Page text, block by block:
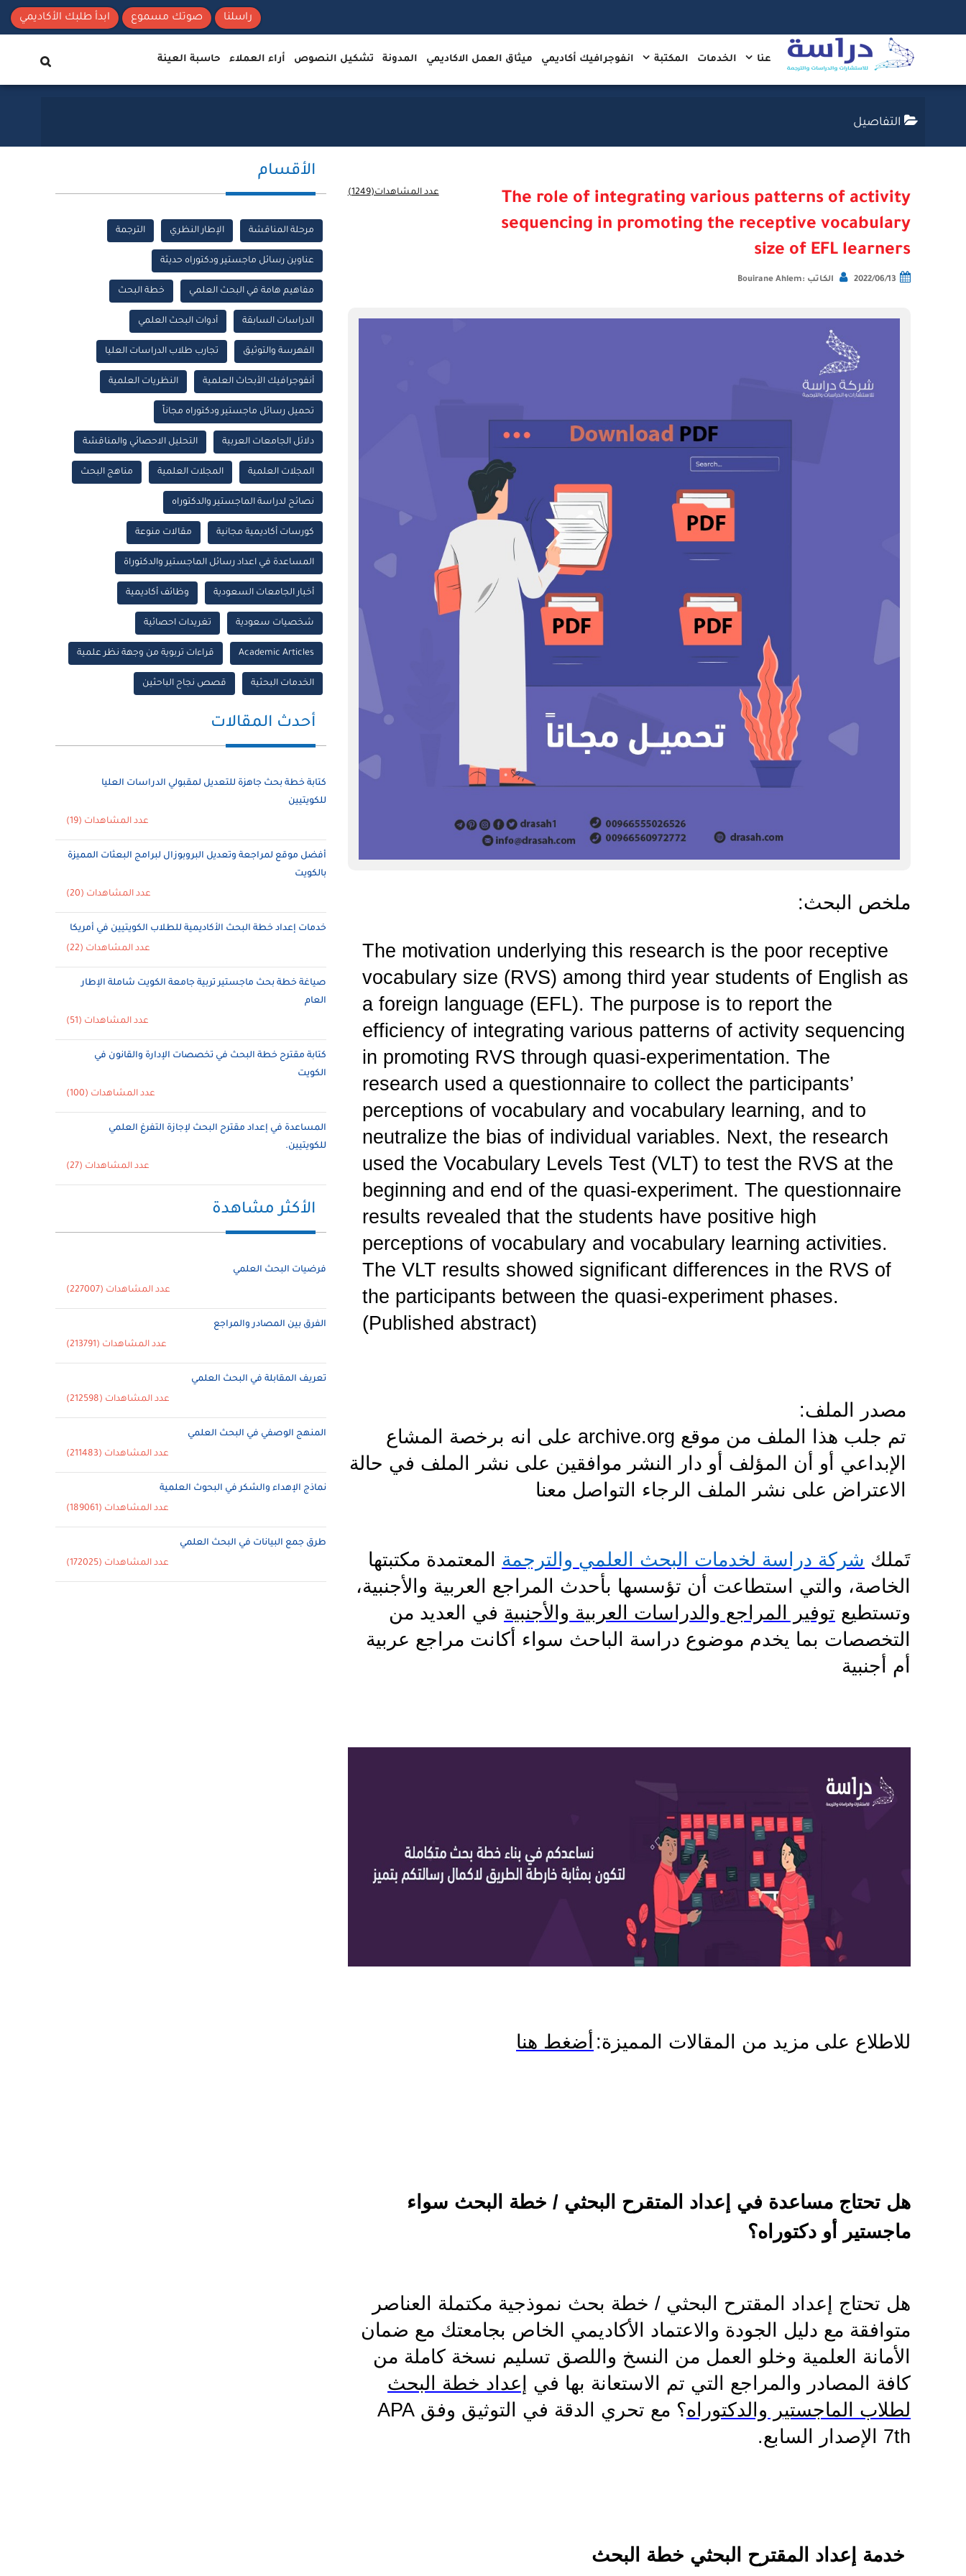
ابدأ طلبك الأكاديمي صوتك مسموع راسلنا
عنا الخدمات المكتبة انفوجرافيك أكاديمي ميثاق العمل الاكاديمي المدونة تشكيل النصوص أراء العملاء حاسبة العينة
التفاصيل
The role of integrating various patterns of activity
sequencing in promoting the receptive vocabulary
size of EFL learners
2022/06/13 الكاتب :Bouirane Ahlem
عدد المشاهدات(1249)
ملخص البحث:
The motivation underlying this research is the poor receptive
vocabulary size (RVS) among third year students of English as
a foreign language (EFL). The purpose is to report the
efficiency of integrating various patterns of activity sequencing
in promoting RVS through quasi-experimentation. The
research used a questionnaire to collect the participants’
perceptions of vocabulary and vocabulary learning, and to
neutralize the bias of individual variables. Next, the research
used the Vocabulary Levels Test (VLT) to test the RVS at the
beginning and end of the quasi-experiment. The questionnaire
results revealed that the students have positive high
perceptions of vocabulary and vocabulary learning activities.
The VLT results showed significant differences in the RVS of
the participants between the quasi-experiment phases.
(Published abstract)
مصدر الملف:
تم جلب هذا الملف من موقع archive.org على انه برخصة المشاع
الإبداعي أو أن المؤلف أو دار النشر موافقين على نشر الملف في حالة
الاعتراض على نشر الملف الرجاء التواصل معنا
تَملك شركة دراسة لخدمات البحث العلمي والترجمة المعتمدة مكتبتها
الخاصة، والتي استطاعت أن تؤسسها بأحدث المراجع العربية والأجنبية،
وتستطيع توفير المراجع والدراسات العربية والأجنبية في العديد من
التخصصات بما يخدم موضوع دراسة الباحث سواء أكانت مراجع عربية
أم أجنبية
للاطلاع على مزيد من المقالات المميزة: أضغط هنا
هل تحتاج مساعدة في إعداد المتقرح البحثي / خطة البحث سواء
ماجستير أو دكتوراه؟
هل تحتاج إعداد المقترح البحثي / خطة بحث نموذجية مكتملة العناصر
متوافقة مع دليل الجودة والاعتماد الأكاديمي الخاص بجامعتك مع ضمان
الأمانة العلمية وخلو العمل من النسخ واللصق تسليم نسخة كاملة من
كافة المصادر والمراجع التي تم الاستعانة بها في
إعداد خطة البحث
لطلاب الماجستير والدكتوراه؟ مع تحري الدقة في التوثيق وفق APA
7th الإصدار السابع.
خدمة إعداد المقترح البحثي خطة البحث
الأقسام
مرحلة المناقشة الإطار النظري الترجمة
عناوين رسائل ماجستير ودكتوراه حديثة
مفاهيم هامة في البحث العلمي خطة البحث
الدراسات السابقة أدوات البحث العلمي
الفهرسة والتوثيق تجارب طلاب الدراسات العليا
أنفوجرافيك الأبحاث العلمية النظريات العلمية
تحميل رسائل ماجستير ودكتوراه مجاناً
دلائل الجامعات العربية التحليل الاحصائي والمناقشة
المجلات العلمية المجلات العلمية مناهج البحث
نصائح لدراسة الماجستير والدكتوراه
كورسات أكاديمية مجانية مقالات منوعة
المساعدة في اعداد رسائل الماجستير والدكتوراة
أخبار الجامعات السعودية وظائف أكاديمية
شخصيات سعودية تغريدات احصائية
Academic Articles قراءات تربوية من وجهة نظر علمية
الخدمات البحثية قصص نجاح الباحثين
أحدث المقالات
كتابة خطة بحث جاهزة للتعديل لمقبولي الدراسات العليا
للكويتيين
عدد المشاهدات (19)
أفضل موقع لمراجعة وتعديل البروبوزال لبرامج البعثات المميزة
بالكويت
عدد المشاهدات (20)
خدمات إعداد خطة البحث الأكاديمية للطلاب الكويتيين في أمريكا
عدد المشاهدات (22)
صياغة خطة بحث ماجستير تربية جامعة الكويت شاملة الإطار
العام
عدد المشاهدات (51)
كتابة مقترح خطة البحث في تخصصات الإدارة والقانون في
الكويت
عدد المشاهدات (100)
المساعدة في إعداد مقترح البحث لإجازة التفرغ العلمي
للكويتيين.
عدد المشاهدات (27)
الأكثر مشاهدة
فرضيات البحث العلمي
عدد المشاهدات (227007)
الفرق بين المصادر والمراجع
عدد المشاهدات (213791)
تعريف المقابلة في البحث العلمي
عدد المشاهدات (212598)
المنهج الوصفي في البحث العلمي
عدد المشاهدات (211483)
نماذج الإهداء والشكر في البحوث العلمية
عدد المشاهدات (189061)
طرق جمع البيانات في البحث العلمي
عدد المشاهدات (172025)